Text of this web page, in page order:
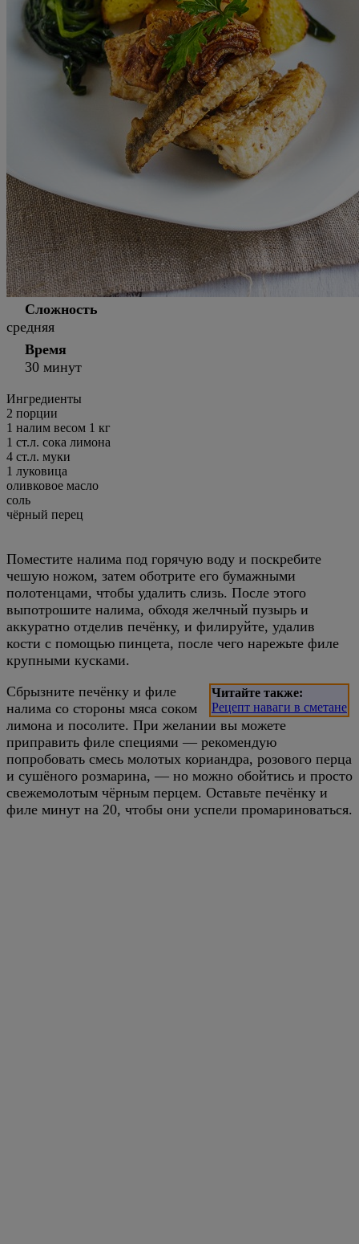
Сложность
средняя
Время
30 минут
Ингредиенты
2 порции
1 налим весом 1 кг
1 ст.л. сока лимона
4 ст.л. муки
1 луковица
оливковое масло
соль
чёрный перец
Поместите налима под горячую воду и поскребите
чешую ножом, затем оботрите его бумажными
полотенцами, чтобы удалить слизь. После этого
выпотрошите налима, обходя желчный пузырь и
аккуратно отделив печёнку, и филируйте, удалив
кости с помощью пинцета, после чего нарежьте филе
крупными кусками.
Читайте также:
Рецепт наваги в сметане
Сбрызните печёнку и филе
налима со стороны мяса соком
лимона и посолите. При желании вы можете
приправить филе специями — рекомендую
попробовать смесь молотых кориандра, розового перца
и сушёного розмарина, — но можно обойтись и просто
свежемолотым чёрным перцем. Оставьте печёнку и
филе минут на 20, чтобы они успели промариноваться.